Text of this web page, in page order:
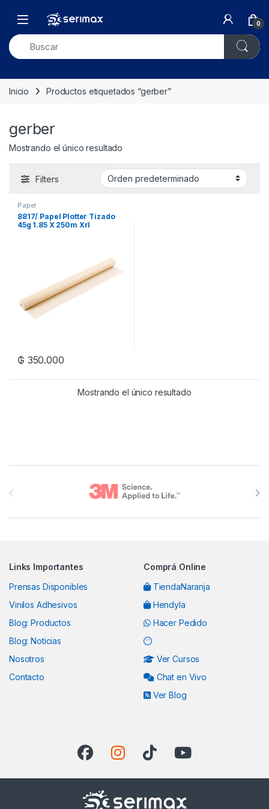
Open 0
Inicio Productos etiquetados “gerber”
gerber
Mostrando el único resultado
Filters
Papel
8817/ Papel Plotter Tizado
45g 1.85 X 250m Xrl
₲ 350.000
Mostrando el único resultado
Links Importantes
Prensas Disponibles
Vinilos Adhesivos
Blog: Productos
Blog: Noticias
Nosotros
Contacto
Comprá Online
TiendaNaranja
Hendyla
Hacer Pedido
Ver Cursos
Chat en Vivo
Ver Blog